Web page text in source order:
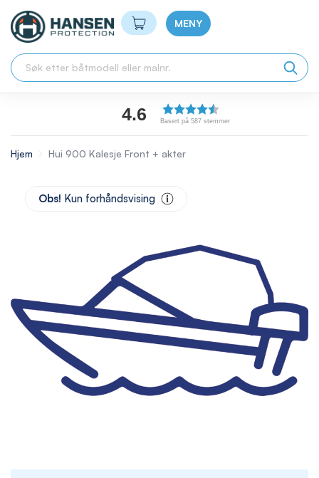
Min handlekurv
MENY
4.6 Basert på 587 stemmer
Hjem Hui 900 Kalesje Front + akter
Obs! Kun forhåndsvising